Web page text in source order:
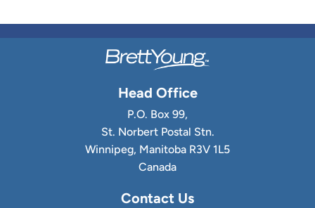
Head Office
P.O. Box 99,
St. Norbert Postal Stn.
Winnipeg, Manitoba R3V 1L5
Canada
Contact Us